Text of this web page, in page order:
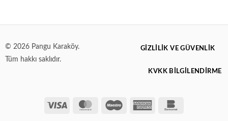
© 2026 Pangu Karaköy.
Tüm hakkı saklıdır.
Visa MasterCardMaestro American
GIZLILIK VE GÜVENLIK
KVKK BİLGİLENDİRME